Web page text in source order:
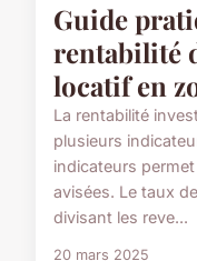
Guide
rentabilité
locatif en
La rentabilité
plusieurs
indicateurs
avisées. Le taux
divisant les reve...
20 mars 2025